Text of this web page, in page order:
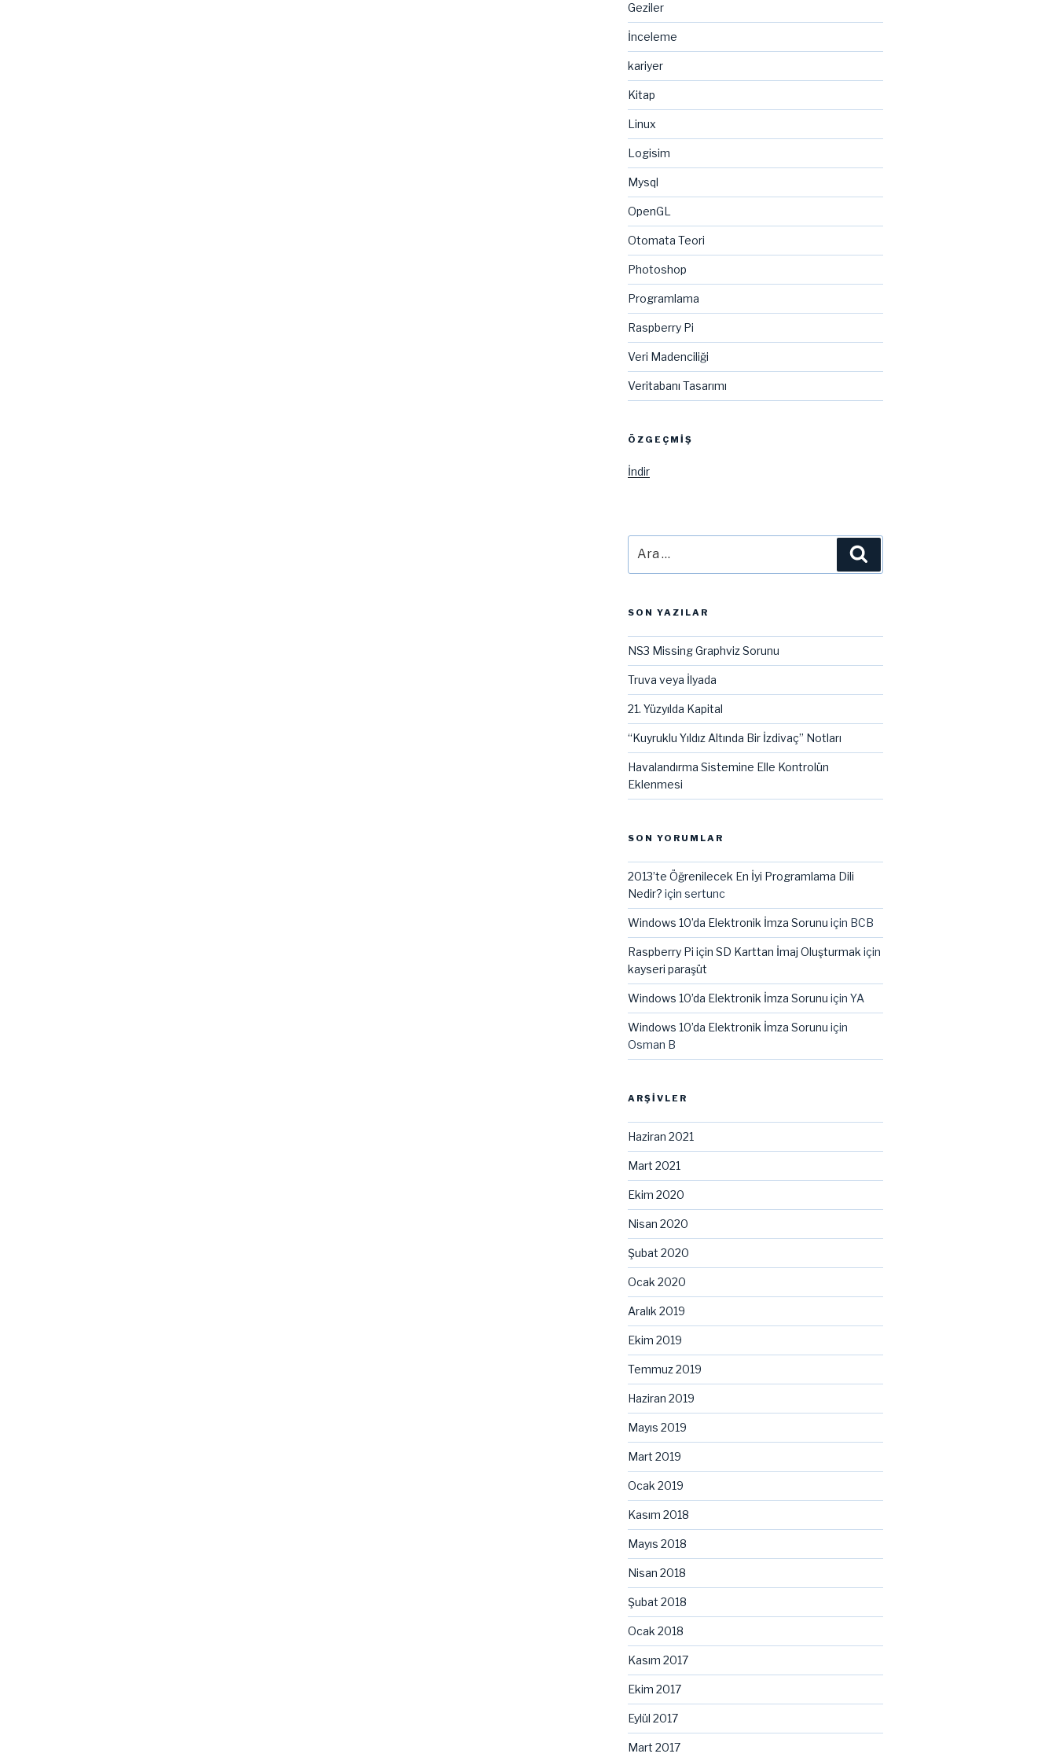
Geziler
İnceleme
kariyer
Kitap
Linux
Logisim
Mysql
OpenGL
Otomata Teori
Photoshop
Programlama
Raspberry Pi
Veri Madenciliği
Veritabanı Tasarımı
ÖZGEÇMIŞ
İndir
SON YAZILAR
NS3 Missing Graphviz Sorunu
Truva veya İlyada
21. Yüzyılda Kapital
“Kuyruklu Yıldız Altında Bir İzdivaç” Notları
Havalandırma Sistemine Elle Kontrolün
Eklenmesi
SON YORUMLAR
2013’te Öğrenilecek En İyi Programlama Dili
Nedir? için sertunc
Windows 10’da Elektronik İmza Sorunu için BCB
Raspberry Pi için SD Karttan İmaj Oluşturmak için
kayseri paraşüt
Windows 10’da Elektronik İmza Sorunu için YA
Windows 10’da Elektronik İmza Sorunu için
Osman B
ARŞIVLER
Haziran 2021
Mart 2021
Ekim 2020
Nisan 2020
Şubat 2020
Ocak 2020
Aralık 2019
Ekim 2019
Temmuz 2019
Haziran 2019
Mayıs 2019
Mart 2019
Ocak 2019
Kasım 2018
Mayıs 2018
Nisan 2018
Şubat 2018
Ocak 2018
Kasım 2017
Ekim 2017
Eylül 2017
Mart 2017